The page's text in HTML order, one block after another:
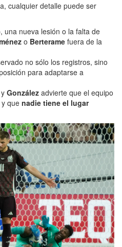
cualquier detalle puede ser
una nueva lesión o la falta de
o Berterame fuera de la
no sólo los registros, sino
para adaptarse a
y González advierte que el equipo
que nadie tiene el lugar